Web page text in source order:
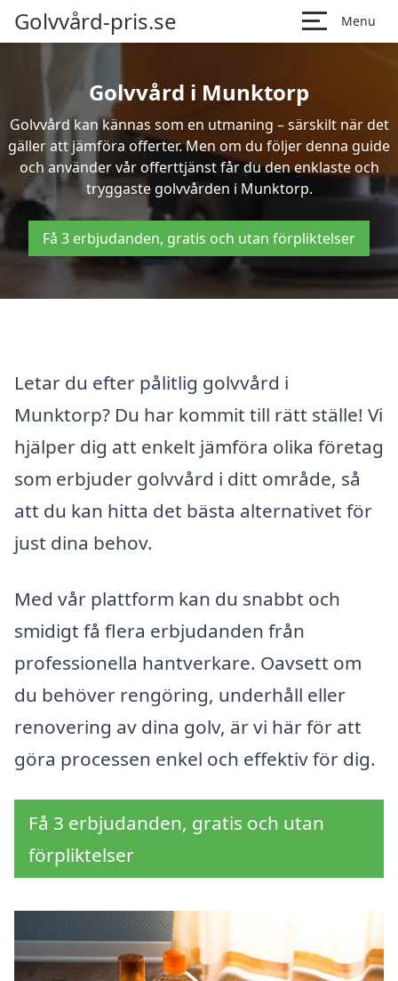
Golvvård-pris.se Menu
Golvvård i Munktorp
Golvvård kan kännas som en utmaning – särskilt när det
gäller att jämföra offerter. Men om du följer denna guide
och använder vår offerttjänst får du den enklaste och
tryggaste golvvården i Munktorp.
Få 3 erbjudanden, gratis och utan förpliktelser
Letar du efter pålitlig golvvård i
Munktorp? Du har kommit till rätt ställe! Vi
hjälper dig att enkelt jämföra olika företag
som erbjuder golvvård i ditt område, så
att du kan hitta det bästa alternativet för
just dina behov.
Med vår plattform kan du snabbt och
smidigt få flera erbjudanden från
professionella hantverkare. Oavsett om
du behöver rengöring, underhåll eller
renovering av dina golv, är vi här för att
göra processen enkel och effektiv för dig.
Få 3 erbjudanden, gratis och utan
förpliktelser